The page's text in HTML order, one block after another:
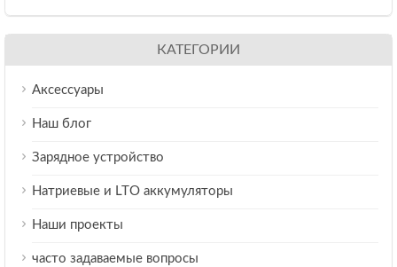
КАТЕГОРИИ
Аксессуары
Наш блог
Зарядное устройство
Натриевые и LTO аккумуляторы
Наши проекты
часто задаваемые вопросы